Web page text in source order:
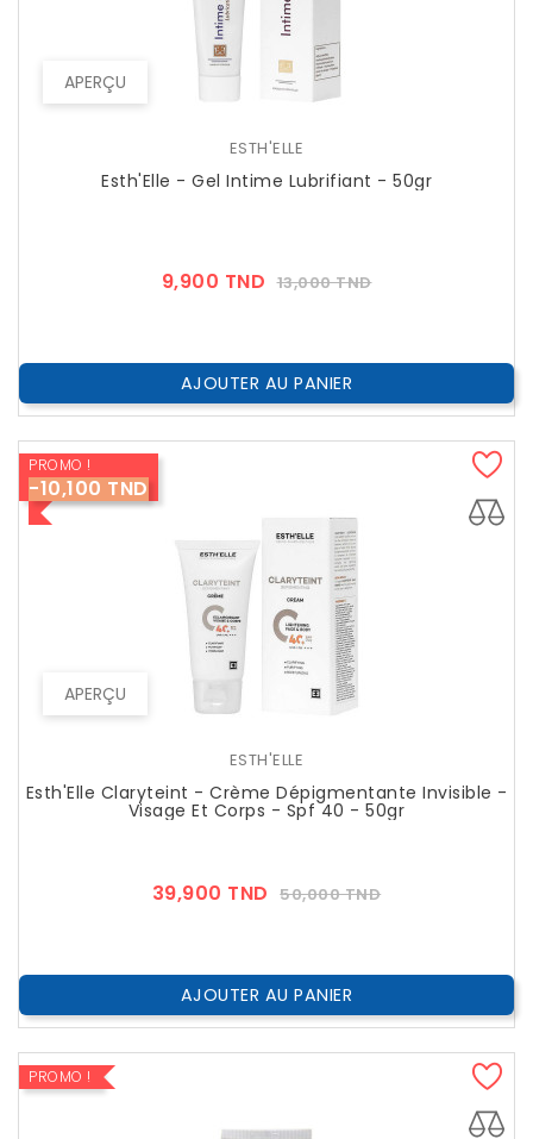
APERÇU
ESTH'ELLE
Esth'Elle - Gel Intime Lubrifiant - 50gr
9,900 TND Prix
13,000 TNDPrix
AJOUTER AU PANIER
APERÇU
PROMO !
-10,100 TND
ESTH'ELLE
Esth'Elle Claryteint - Crème Dépigmentante Invisible -
Visage Et Corps - Spf 40 - 50gr
39,900 TND Prix
50,000 TNDPrix
AJOUTER AU PANIER
PROMO !